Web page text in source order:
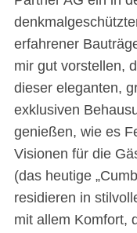
erfahrener
mir gut vorstellen,
dieser eleganten,
exklusiven
genießen, wie es
Visionen für die
(das heutige
residieren in
mit allem Komfort,